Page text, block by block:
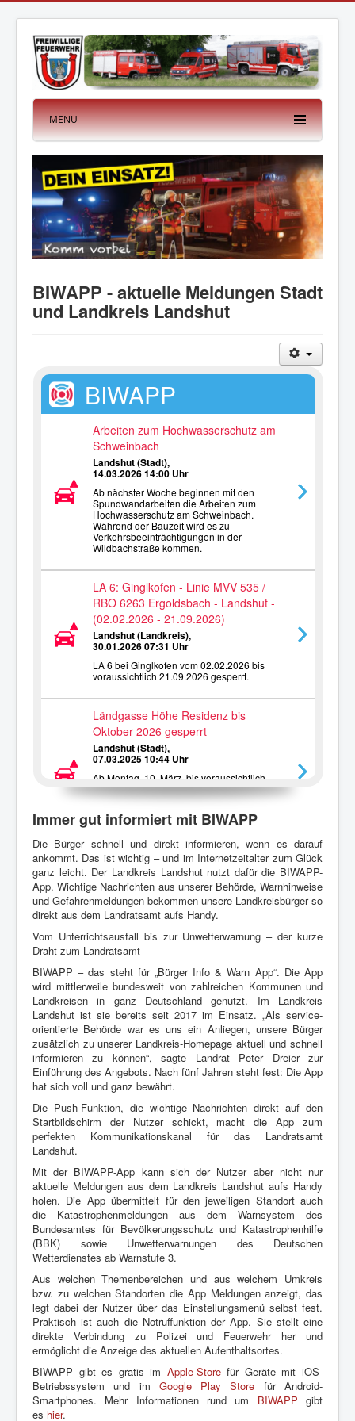
MENU
BIWAPP - aktuelle Meldungen Stadt
und Landkreis Landshut
BIWAPP
Arbeiten zum Hochwasserschutz am
Schweinbach
Landshut (Stadt),
14.03.2026 14:00 Uhr
Ab nächster Woche beginnen mit den
Spundwandarbeiten die Arbeiten zum
Hochwasserschutz am Schweinbach.
Während der Bauzeit wird es zu
Verkehrsbeeinträchtigungen in der
Wildbachstraße kommen.
LA 6: Ginglkofen - Linie MVV 535 /
RBO 6263 Ergoldsbach - Landshut -
(02.02.2026 - 21.09.2026)
Landshut (Landkreis),
30.01.2026 07:31 Uhr
LA 6 bei Ginglkofen vom 02.02.2026 bis
voraussichtlich 21.09.2026 gesperrt.
Ländgasse Höhe Residenz bis
Oktober 2026 gesperrt
Landshut (Stadt),
07.03.2025 10:44 Uhr
Ab Montag, 10. März, bis voraussichtlich
Freitag, 14. März, muss die aktuelle
Vollsperrung der Baustelle Residenz
Apothekergasse und Theaterstraße.
Ab Montag: Achdorfer Weg für
mehrere Jahre gesperrt
Landshut (Stadt),
06.01.2024 07:40 Uhr
Wegen Baumaßnahmen am LAKUMED
Krankenhaus Landshut-Achdorf wird ab
Montag für voraussichtlich drei Jahre die
Durchfahrt im Achdorfer Weg zwischen dem
Wirtschaftshof und der Rettungszentrale
gesperrt.
Immer gut informiert mit BIWAPP
Die Bürger schnell und direkt informieren, wenn es darauf
ankommt. Das ist wichtig – und im Internetzeitalter zum Glück
ganz leicht. Der Landkreis Landshut nutzt dafür die BIWAPP-
App. Wichtige Nachrichten aus unserer Behörde, Warnhinweise
und Gefahrenmeldungen bekommen unsere Landkreisbürger so
direkt aus dem Landratsamt aufs Handy.
Vom Unterrichtsausfall bis zur Unwetterwarnung – der kurze
Draht zum Landratsamt
BIWAPP – das steht für „Bürger Info & Warn App“. Die App
wird mittlerweile bundesweit von zahlreichen Kommunen und
Landkreisen in ganz Deutschland genutzt. Im Landkreis
Landshut ist sie bereits seit 2017 im Einsatz. „Als service-
orientierte Behörde war es uns ein Anliegen, unsere Bürger
zusätzlich zu unserer Landkreis-Homepage aktuell und schnell
informieren zu können“, sagte Landrat Peter Dreier zur
Einführung des Angebots. Nach fünf Jahren steht fest: Die App
hat sich voll und ganz bewährt.
Die Push-Funktion, die wichtige Nachrichten direkt auf den
Startbildschirm der Nutzer schickt, macht die App zum
perfekten Kommunikationskanal für das Landratsamt
Landshut.
Mit der BIWAPP-App kann sich der Nutzer aber nicht nur
aktuelle Meldungen aus dem Landkreis Landshut aufs Handy
holen. Die App übermittelt für den jeweiligen Standort auch
die Katastrophenmeldungen aus dem Warnsystem des
Bundesamtes für Bevölkerungsschutz und Katastrophenhilfe
(BBK) sowie Unwetterwarnungen des Deutschen
Wetterdienstes ab Warnstufe 3.
Aus welchen Themenbereichen und aus welchem Umkreis
bzw. zu welchen Standorten die App Meldungen anzeigt, das
legt dabei der Nutzer über das Einstellungsmenü selbst fest.
Praktisch ist auch die Notruffunktion der App. Sie stellt eine
direkte Verbindung zu Polizei und Feuerwehr her und
ermöglicht die Anzeige des aktuellen Aufenthaltsortes.
BIWAPP gibt es gratis im Apple-Storefür Geräte mit iOS-
Betriebssystem und im Google Play Store für Android-
Smartphones. Mehr Informationen rund um BIWAPP gibt
es hier.